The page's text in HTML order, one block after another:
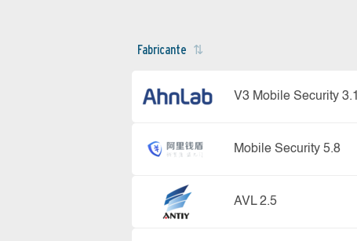
Fabricante
V3 Mobile Security 3.1
Mobile Security 5.8
AVL 2.5